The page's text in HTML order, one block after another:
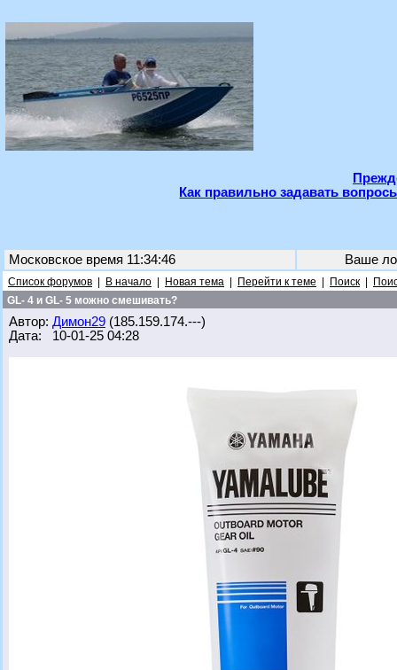
Как правильно задавать
Московское время 11:34:46 Ваше
Список форумов В начало Новая тема Перейти к теме Поиск
GL- 4 и GL- 5 можно смешивать?
Автор: Димон29 (185.159.174.---)
Дата: 10-01-25 04:28